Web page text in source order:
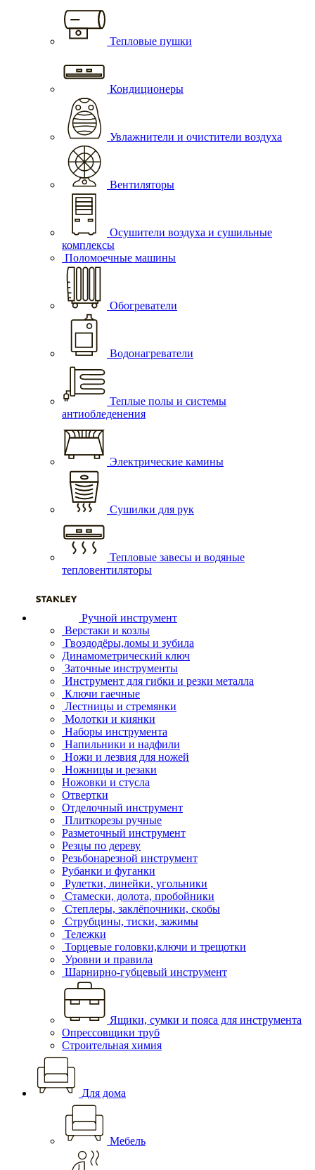
Тепловые пушки
Кондиционеры
Увлажнители и очистители воздуха
Вентиляторы
Осушители воздуха и сушильные
комплексы
Поломоечные машины
Обогреватели
Водонагреватели
Теплые полы и системы
антиобледенения
Электрические камины
Сушилки для рук
Тепловые завесы и водяные
тепловентиляторы
Ручной инструмент
Верстаки и козлы
Гвоздодёры,ломы и зубила
Динамометрический ключ
Заточные инструменты
Инструмент для гибки и резки металла
Ключи гаечные
Лестницы и стремянки
Молотки и киянки
Наборы инструмента
Напильники и надфили
Ножи и лезвия для ножей
Ножницы и резаки
Ножовки и стусла
Отвертки
Отделочный инструмент
Плиткорезы ручные
Разметочный инструмент
Резцы по дереву
Резьбонарезной инструмент
Рубанки и фуганки
Рулетки, линейки, угольники
Стамески, долота, пробойники
Степлеры, заклёпочники, скобы
Струбцины, тиски, зажимы
Тележки
Торцевые головки,ключи и трещотки
Уровни и правила
Шарнирно-губцевый инструмент
Ящики, сумки и пояса для инструмента
Опрессовщики труб
Строительная химия
Для дома
Мебель